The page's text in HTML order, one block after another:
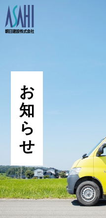
事業案内
会社情報
採用情報
お知らせ
BLOG